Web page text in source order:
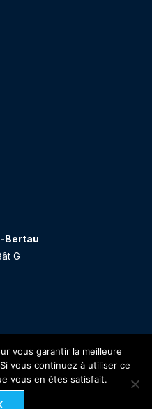
Bertau
G
vous garantir la meilleure
vous continuez à utiliser ce
vous en êtes satisfait.